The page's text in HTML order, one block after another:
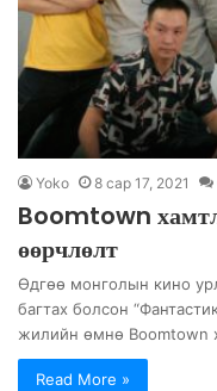
Yoko 8 сар 17, 2021
Boomtown
өөрчлөлт
Өдгөө монголын кино
багтах болсон
жилийн өмнө Boomtown
Read More »